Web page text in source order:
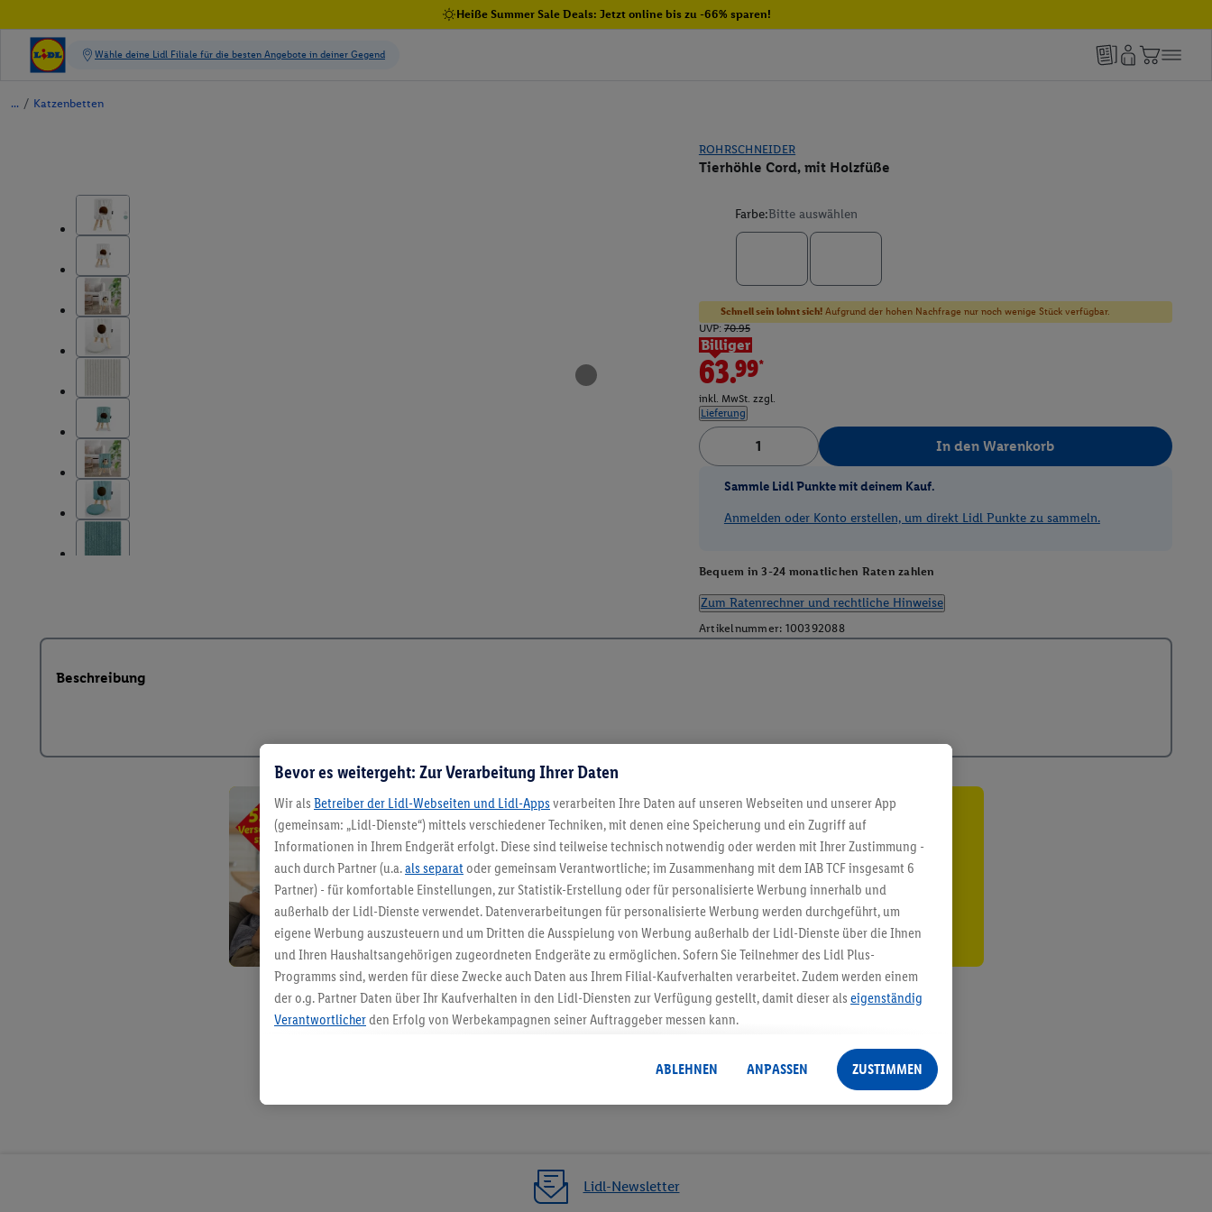
Heiße Summer Sale Deals: Jetzt online bis zu -66% sparen!
/ Katzenbetten
ROHRSCHNEIDER
Tierhöhle Cord, mit Holzfüße
Farbe:Bitte auswählen
Schnell sein lohnt sich!Aufgrund der hohen Nachfrage nur noch wenige Stück verfügbar.
UVP: 70.95
Billiger
63.99*
inkl. MwSt. zzgl.
Lieferung
In den Warenkorb
Sammle Lidl Punkte mit deinem Kauf.
Anmelden oder Konto erstellen, um direkt Lidl Punkte zu sammeln.
Bequem in 3-24 monatlichen Raten zahlen
Zum Ratenrechner und rechtliche Hinweise
Artikelnummer: 100392088
Beschreibung
5.95 € Versand sparen³²ᵃ
Jetzt zum Newsletter anmelden
Gutschein sichern!
Lidl-Newsletter
Bevor es weitergeht: Zur Verarbeitung Ihrer Daten
Wir als Betreiber der Lidl-Webseiten und Lidl-Apps verarbeiten Ihre Daten auf unseren Webseiten und unserer App
(gemeinsam: „Lidl-Dienste“) mittels verschiedener Techniken, mit denen eine Speicherung und ein Zugriff auf
Informationen in Ihrem Endgerät erfolgt. Diese sind teilweise technisch notwendig oder werden mit Ihrer Zustimmung -
auch durch Partner (u.a.als separat oder gemeinsam Verantwortliche; im Zusammenhang mit dem IAB TCF insgesamt 6
Partner) - für komfortable Einstellungen, zur Statistik-Erstellung oder für personalisierte Werbung innerhalb und
außerhalb der Lidl-Dienste verwendet. Datenverarbeitungen für personalisierte Werbung werden durchgeführt, um
eigene Werbung auszusteuern und um Dritten die Ausspielung von Werbung außerhalb der Lidl-Dienste über die Ihnen
und Ihren Haushaltsangehörigen zugeordneten Endgeräte zu ermöglichen. Sofern Sie Teilnehmer des Lidl Plus-
Programms sind, werden für diese Zwecke auch Daten aus Ihrem Filial-Kaufverhalten verarbeitet. Zudem werden einem
der o.g. Partner Daten über Ihr Kaufverhalten in den Lidl-Diensten zur Verfügung gestellt, damit dieser als eigenständig
Verantwortlicherden Erfolg von Werbekampagnen seiner Auftraggeber messen kann.
angereicherten Profilen. Dies umfasst die Zusammenführung von Daten (z.B. über Ihre Nutzung der Lidl-Dienste, Ihr
Kaufverhalten in den Lidl-Diensten, Informationen aus Ihrem Kundenkonto - z.B. Alter oder Geschlecht - sowie Ihre
genauen Standortdaten) auch über verschiedene Endgeräte und Lidl-Dienste hinweg einschließlich dem Speichern von
Erfolgsmessung der Werbung, zur Zielgruppenforschung, zur Entwicklung von Angeboten sowie zur technischen
Sicherung und Optimierung dieser Werbeausspielungen.
ABLEHNEN ANPASSEN ZUSTIMMEN